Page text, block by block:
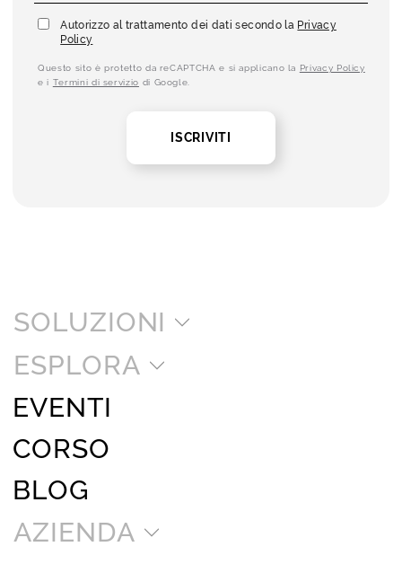
Autorizzo al trattamento dei dati secondo la Privacy
Policy
Questo sito è protetto da reCAPTCHA e si applicano la Privacy Policy
e i Termini di servizio di Google.
ISCRIVITI
SOLUZIONI
ESPLORA
EVENTI
CORSO
BLOG
AZIENDA